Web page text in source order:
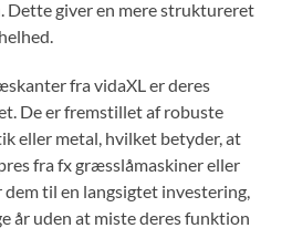
Dette giver en mere struktureret
fra vidaXL er deres
De er fremstillet af robuste
eller metal, hvilket betyder, at
fra fx græsslåmaskiner eller
til en langsigtet investering,
år uden at miste deres funktion